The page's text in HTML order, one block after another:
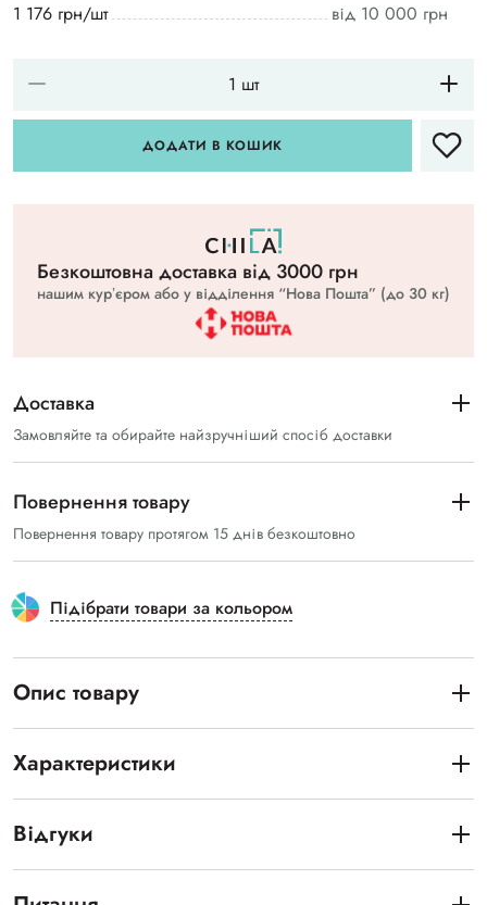
1 176 грн/шт
від 10 000 грн
ДОДАТИ В КОШИК
Безкоштовна доставка вiд 3000 грн
нашим курʼєром або у відділення “Нова Пошта” (до 30 кг)
Доставка
Замовляйте та обирайте найзручніший спосіб доставки
Повернення товару
Повернення товару протягом 15 днів безкоштовно
Підібрати товари за кольором
Опис товару
Характеристики
Відгуки